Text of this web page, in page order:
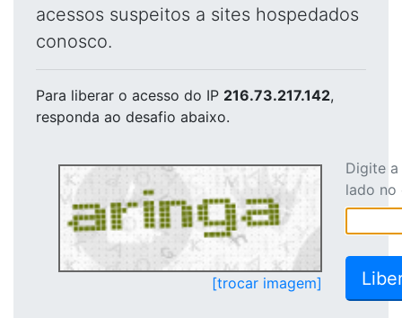
acessos suspeitos a sites hospedados
conosco.
Para liberar o acesso do IP 216.73.217.142,
responda ao desafio abaixo.
[trocar imagem]
Digite
lado no